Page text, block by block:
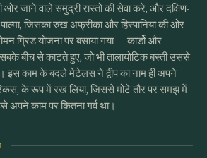
जाने वाले समुद्री रास्तों की सेवा करे, और दक्षिण-
पाल्मा, जिसका रुख अफ्रीका और हिस्पानिया की ओर
ग्रिड योजना पर बसाया गया — कार्डो और
बीच से काटते हुए, जो भी तालायोटिक बस्ती उससे
इस काम के बदले मेटेलस ने द्वीप का नाम ही अपने
के रूप में रख लिया, जिससे मोटे तौर पर समझ में
अपने काम पर कितना गर्व था।